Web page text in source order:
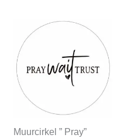
Muurcirkel ” Pray”